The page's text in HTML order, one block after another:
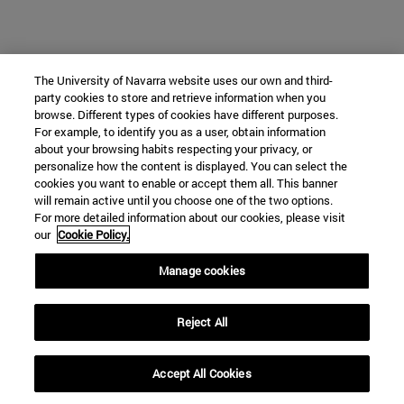
The University of Navarra website uses our own and third-
party cookies to store and retrieve information when you
browse. Different types of cookies have different purposes.
For example, to identify you as a user, obtain information
about your browsing habits respecting your privacy, or
personalize how the content is displayed. You can select the
cookies you want to enable or accept them all. This banner
will remain active until you choose one of the two options.
For more detailed information about our cookies, please visit
our Cookie Policy.
Manage cookies
Reject All
Accept All Cookies